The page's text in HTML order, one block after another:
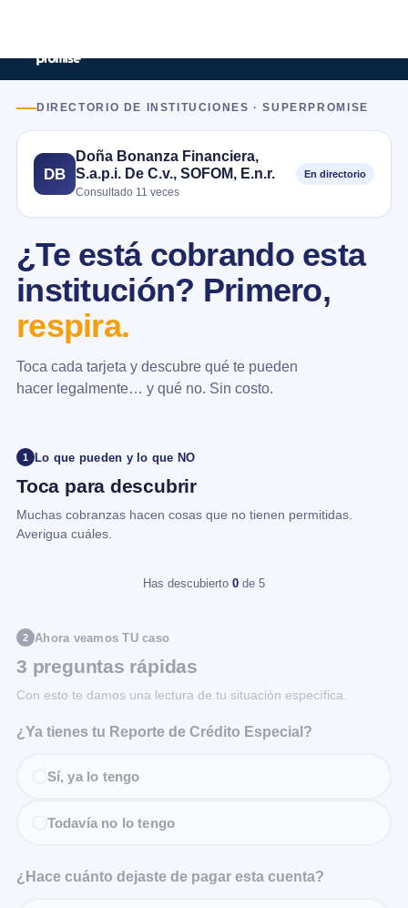
DIRECTORIO DE INSTITUCIONES · SUPERPROMISE
DB
Doña Bonanza Financiera,
S.a.p.i. De C.v., SOFOM, E.n.r.
Consultado 11 veces
En directorio
¿Te está cobrando esta
institución? Primero,
respira.
Toca cada tarjeta y descubre qué te pueden
hacer legalmente… y qué no. Sin costo.
1 Lo que pueden y lo que NO
Toca para descubrir
Muchas cobranzas hacen cosas que no tienen permitidas.
Averigua cuáles.
Has descubierto 0 de 5
2 Ahora veamos TU caso
3 preguntas rápidas
Con esto te damos una lectura de tu situación específica.
¿Ya tienes tu Reporte de Crédito Especial?
Sí, ya lo tengo
Todavía no lo tengo
¿Hace cuánto dejaste de pagar esta cuenta?